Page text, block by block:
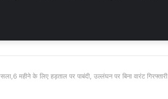
महीने के लिए हड़ताल पर पाबंदी, उल्लंघन पर बिना वारंट गिरफ्तारी